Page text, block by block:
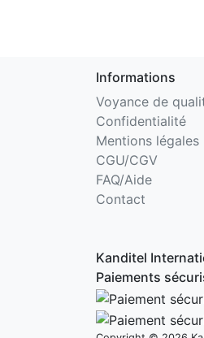
Informations
Voyance de
Confidentialité
Mentions légales
CGU/CGV
FAQ/Aide
Contact
Kanditel
Paiements